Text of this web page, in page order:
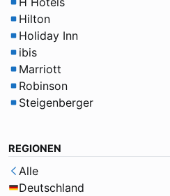
Hilton
Holiday Inn
ibis
Marriott
Robinson
Steigenberger
REGIONEN
Alle
Deutschland